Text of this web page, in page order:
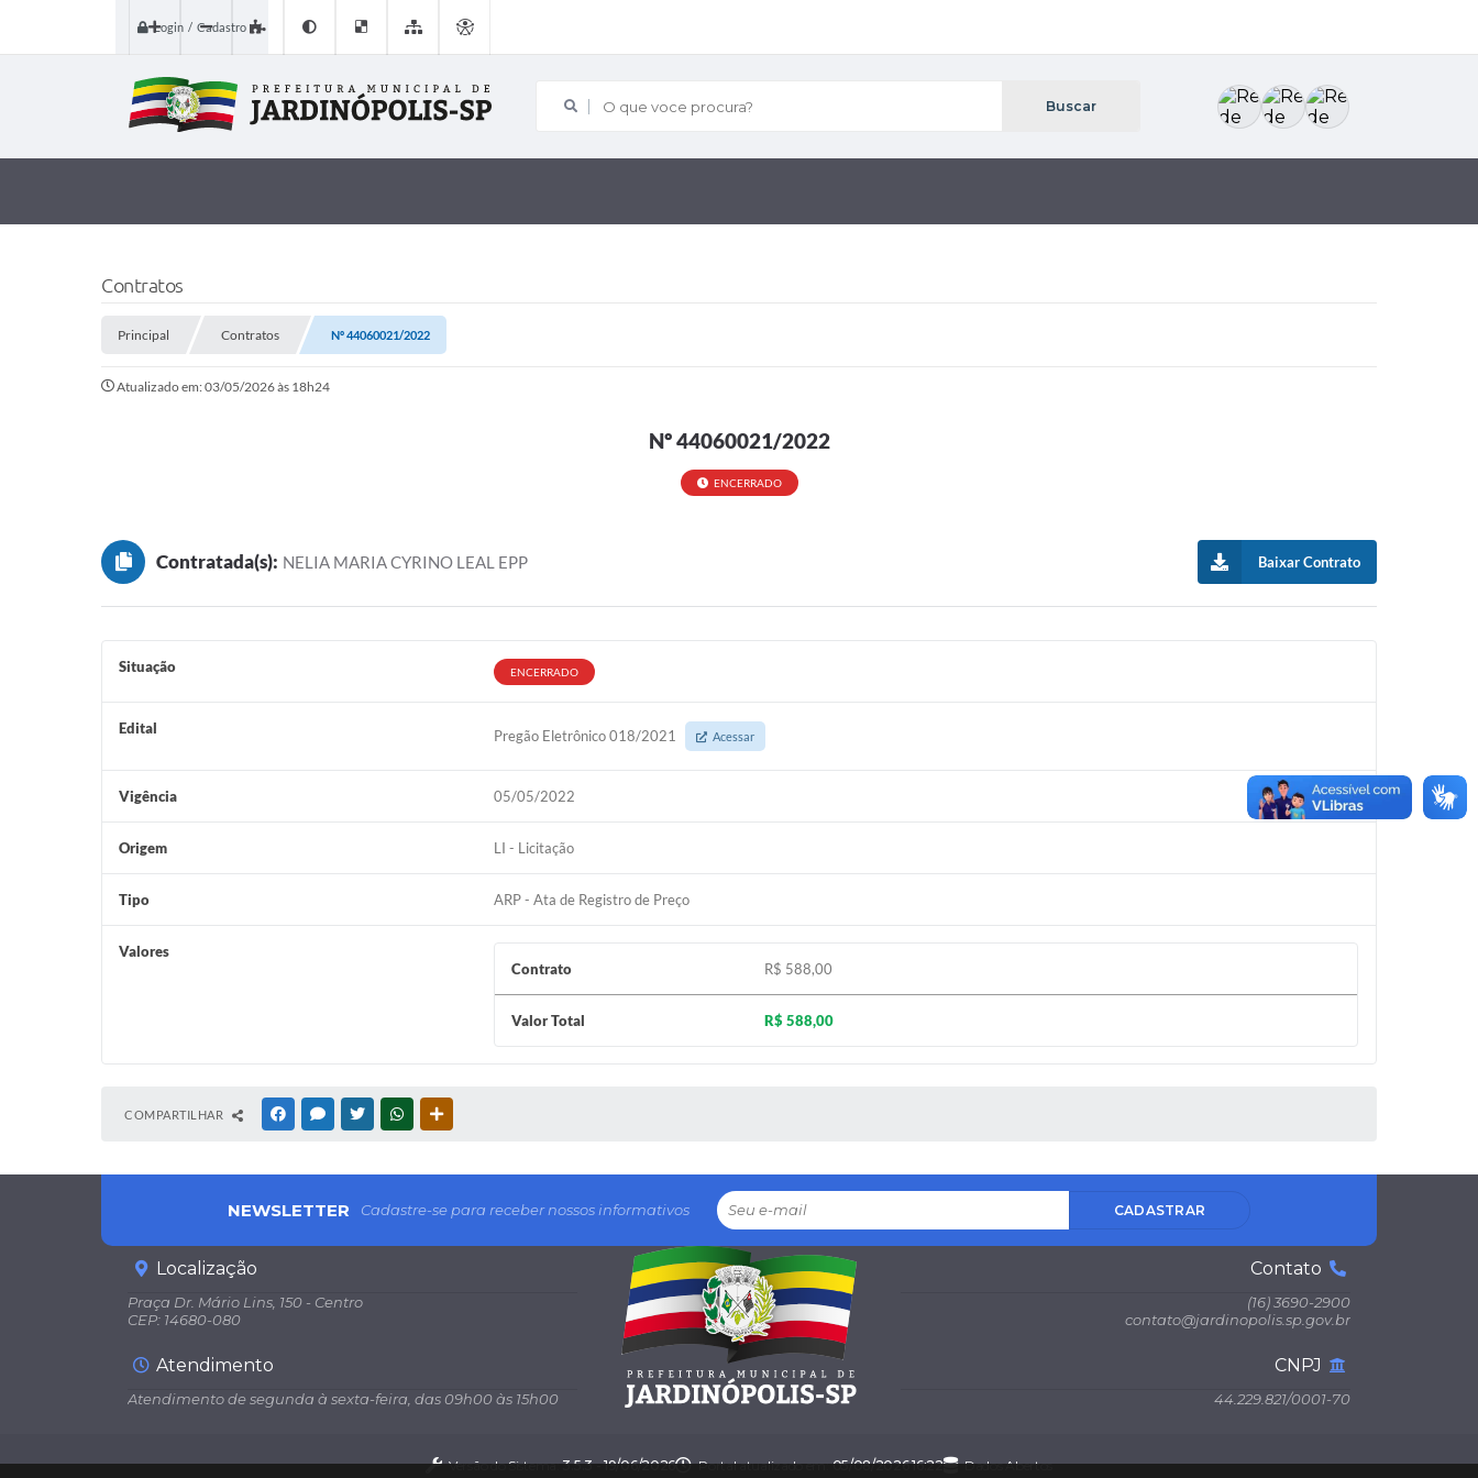
Login / Cadastro
O que voce procura?
Contratos
Principal Contratos Nº 44060021/2022
Atualizado em: 03/05/2026 às 18h24
Nº 44060021/2022
ENCERRADO
Contratada(s): NELIA MARIA CYRINO LEAL EPP Baixar Contrato
Situação ENCERRADO
Edital Pregão Eletrônico 018/2021 Acessar
Vigência 05/05/2022
Origem LI - Licitação
Tipo ARP - Ata de Registro de Preço
Valores
Contrato
R$ 588,00
Valor Total R$ 588,00
COMPARTILHAR FACEBOOKMESSENGER
TWITTERWHATSAPP
NEWSLETTER Cadastre-se para receber nossos informativos CADASTRAR
Localização
Praça Dr. Mário Lins, 150 - Centro
CEP: 14680-080
Contato
(16) 3690-2900
contato@jardinopolis.sp.gov.br
Atendimento
Atendimento de segunda à sexta-feira, das 09h00 às 15h00
CNPJ
44.229.821/0001-70
Versão do Sistema:3.5.3 - 19/06/2026 Portal atualizado em:05/08/2026 16:22 Dados Abertos